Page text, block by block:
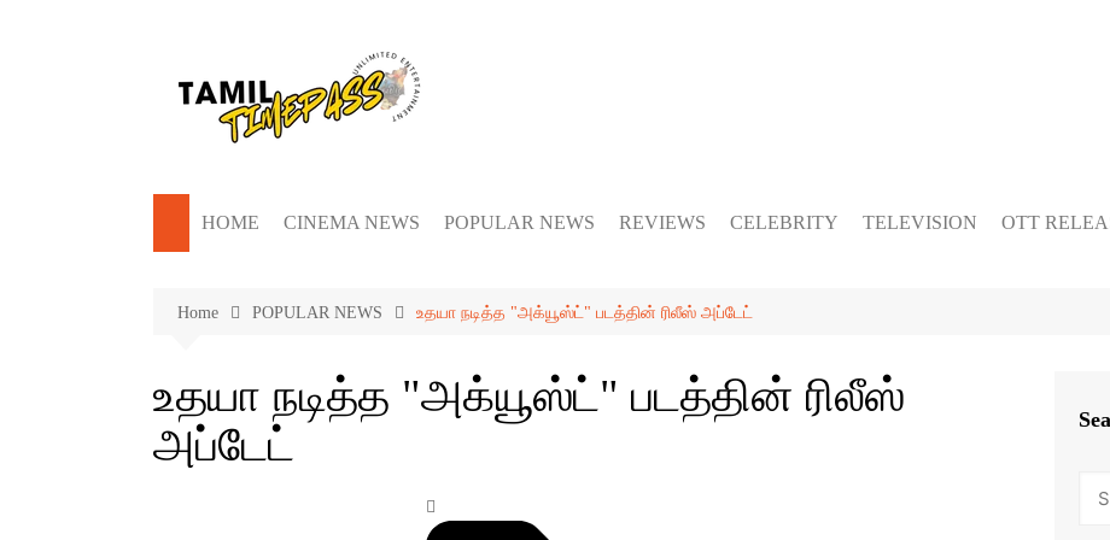
HOME CINEMA NEWS POPULAR NEWS REVIEWS CELEBRITY TELEVISION OTT
Home POPULAR NEWS உதயா நடித்த "அக்யூஸ்ட்" படத்தின் ரிலீஸ் அப்டேட்
உதயா நடித்த "அக்யூஸ்ட்" படத்தின் ரிலீஸ்
அப்டேட்